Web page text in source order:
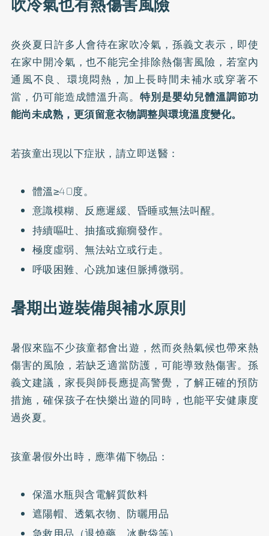
炎炎夏日許多人會待在家吹冷氣，孫義文表示，即使
在家中開冷氣，也不能完全排除熱傷害風險，若室內
通風不良、環境悶熱，加上長時間未補水或穿著不
當，仍可能造成體溫升高。特別是嬰幼兒體溫調節功
能尚未成熟，更須留意衣物調整與環境溫度變化。
若孩童出現以下症狀，請立即送醫：
體溫≥40度。
意識模糊、反應遲緩、昏睡或無法叫醒。
持續嘔吐、抽搐或癲癇發作。
極度虛弱、無法站立或行走。
呼吸困難、心跳加速但脈搏微弱。
暑期出遊裝備與補水原則
暑假來臨不少孩童都會出遊，然而炎熱氣候也帶來熱
傷害的風險，若缺乏適當防護，可能導致熱傷害。孫
義文建議，家長與師長應提高警覺，了解正確的預防
措施，確保孩子在快樂出遊的同時，也能平安健康度
過炎夏。
孩童暑假外出時，應準備下物品：
保溫水瓶與含電解質飲料
遮陽帽、透氣衣物、防曬用品